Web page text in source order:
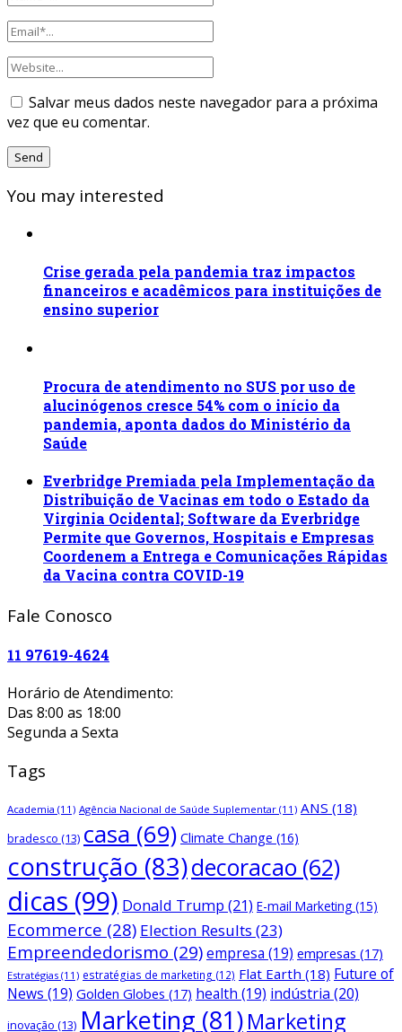
Salvar meus dados neste navegador para a próxima
vez que eu comentar.
You may interested
Crise gerada pela pandemia traz impactos
financeiros e acadêmicos para instituições de
ensino superior
Procura de atendimento no SUS por uso de
alucinógenos cresce 54% com o início da
pandemia, aponta dados do Ministério da
Saúde
Everbridge Premiada pela Implementação da
Distribuição de Vacinas em todo o Estado da
Virginia Ocidental; Software da Everbridge
Permite que Governos, Hospitais e Empresas
Coordenem a Entrega e Comunicações Rápidas
da Vacina contra COVID-19
Fale Conosco
11 97619-4624
Horário de Atendimento:
Das 8:00 as 18:00
Segunda a Sexta
Tags
Academia (11) Agência Nacional de Saúde Suplementar (11) ANS (18)
bradesco (13) casa (69) Climate Change (16)
construção (83)decoracao (62)
dicas (99) Donald Trump (21) E-mail Marketing (15)
Ecommerce (28) Election Results (23)
Empreendedorismo (29)empresa (19) empresas (17)
Estratégias (11) estratégias de marketing (12) Flat Earth (18) Future of
News (19) Golden Globes (17) health (19) indústria (20)
inovação (13) Marketing (81)Marketing